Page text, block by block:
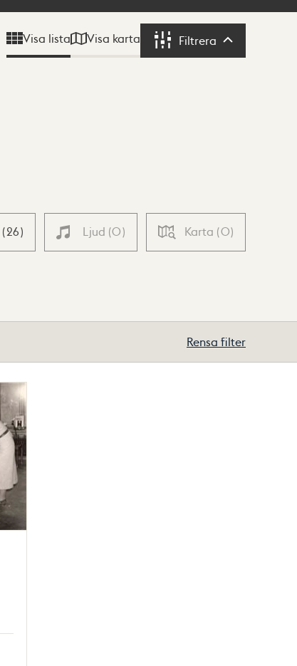
Visa lista Visa karta Filtrera Filtrera
(26) Ljud (0) Karta (0)
Rensa filter